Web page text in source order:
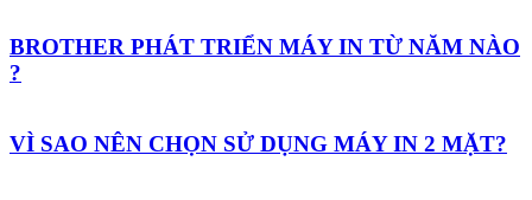
BROTHER PHÁT TRIỂN MÁY IN TỪ NĂM NÀO
?
VÌ SAO NÊN CHỌN SỬ DỤNG MÁY IN 2 MẶT?